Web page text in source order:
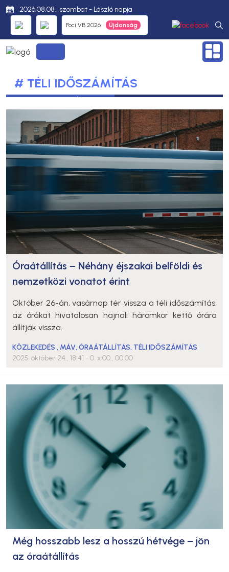
2026.08.08., szombat - László napja
Foci VB 2026
# TÉLI IDŐSZÁMÍTÁS
Óraátállítás – Néhány éjszakai belföldi és
nemzetközi vonatot érint
Október 26-án, vasárnap tér vissza a téli időszámítás,
az órákat hivatalosan hajnali háromkor kettő órára
állítják vissza.
KÖZLEKEDÉS , MÁV,ÓRAÁTÁLLÍTÁS, TÉLI IDŐSZÁMÍTÁS
2025. október 24., 18:41 - 0. x 00., 00:00
Még hosszabb lesz a hosszú hétvége – jön
az óraátállítás